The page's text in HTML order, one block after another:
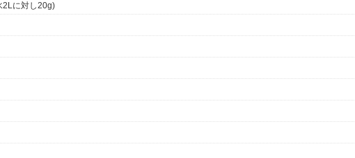
2Lに対し20g)